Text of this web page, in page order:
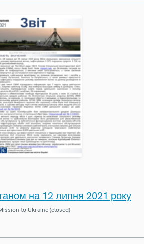
на 12 липня 2021 року
to Ukraine (closed)